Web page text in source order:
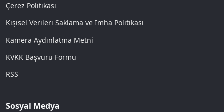
Çerez Politikası
Kişisel Verileri Saklama ve İmha Politikası
Kamera Aydınlatma Metni
KVKK Başvuru Formu
RSS
Sosyal Medya